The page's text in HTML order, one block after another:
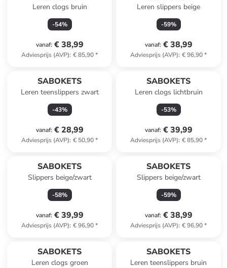
Leren clogs bruin
-54%
vanaf: € 38,99
Adviesprijs (AVP): € 85,90*
Leren slippers beige
-59%
vanaf: € 38,99
Adviesprijs (AVP): € 96,90*
SABOKETS
Leren teenslippers zwart
-43%
vanaf: € 28,99
Adviesprijs (AVP): € 50,90*
SABOKETS
Leren clogs lichtbruin
-53%
vanaf: € 39,99
Adviesprijs (AVP): € 85,90*
SABOKETS
Slippers beige/zwart
-58%
vanaf: € 39,99
Adviesprijs (AVP): € 96,90*
SABOKETS
Slippers beige/zwart
-59%
vanaf: € 38,99
Adviesprijs (AVP): € 96,90*
SABOKETS
Leren clogs groen
SABOKETS
Leren teenslippers bruin